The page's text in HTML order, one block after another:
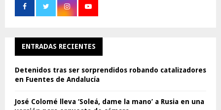
ENTRADAS RECIENTES
Detenidos tras ser sorprendidos robando catalizadores
en Fuentes de Andalucía
José Colomé lleva ‘Soleá, dame la mano’ a Rusia en una